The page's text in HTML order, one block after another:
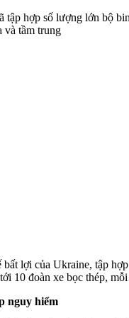
tập hợp số lượng lớn bộ
và tầm trung
lợi của Ukraine, tập
10 đoàn xe bọc thép,
nguy hiểm